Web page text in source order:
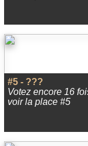
#5 - ???
Votez encore 16
voir la place #5